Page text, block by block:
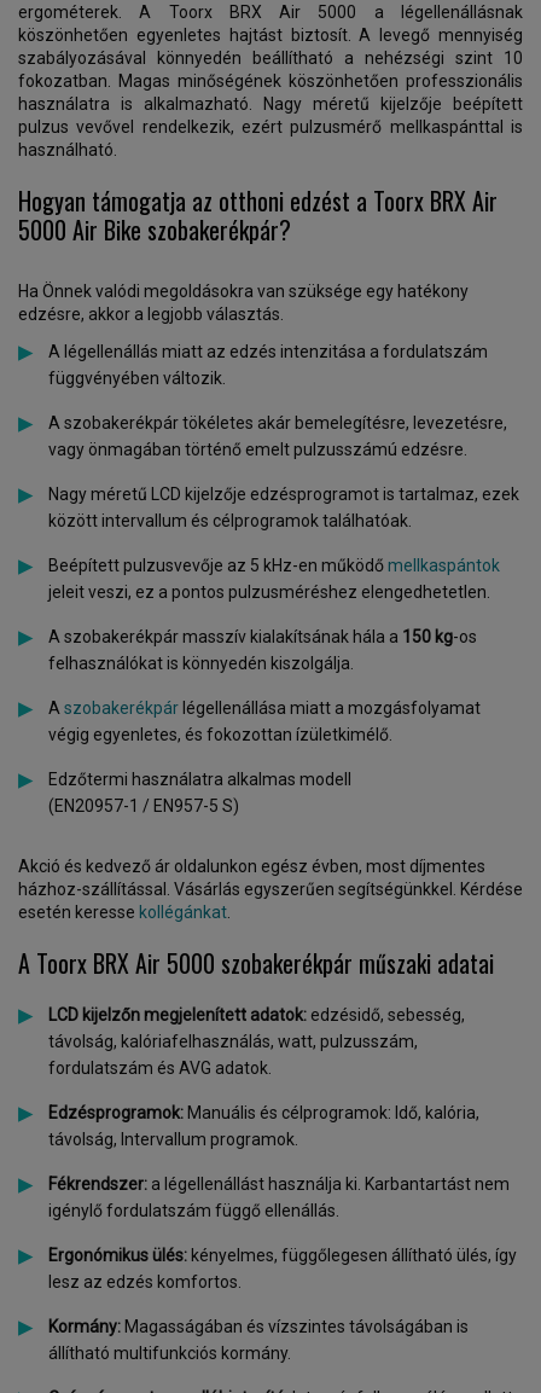
ergométerek. A Toorx BRX Air 5000 a légellenállásnak
köszönhetően egyenletes hajtást biztosít. A levegő mennyiség
szabályozásával könnyedén beállítható a nehézségi szint 10
fokozatban. Magas minőségének köszönhetően professzionális
használatra is alkalmazható. Nagy méretű kijelzője beépített
pulzus vevővel rendelkezik, ezért pulzusmérő mellkaspánttal is
használható.
Hogyan támogatja az otthoni edzést a Toorx BRX Air
5000 Air Bike szobakerékpár?
Ha Önnek valódi megoldásokra van szüksége egy hatékony
edzésre, akkor a legjobb választás.
A légellenállás miatt az edzés intenzitása a fordulatszám
függvényében változik.
A szobakerékpár tökéletes akár bemelegítésre, levezetésre,
vagy önmagában történő emelt pulzusszámú edzésre.
Nagy méretű LCD kijelzője edzésprogramot is tartalmaz, ezek
között intervallum és célprogramok találhatóak.
Beépített pulzusvevője az 5 kHz-en működőmellkaspántok
jeleit veszi, ez a pontos pulzusméréshez elengedhetetlen.
A szobakerékpár masszív kialakítsának hála a 150 kg-os
felhasználókat is könnyedén kiszolgálja.
A szobakerékpár légellenállása miatt a mozgásfolyamat
végig egyenletes, és fokozottan ízületkimélő.
Edzőtermi használatra alkalmas modell
(EN20957-1 / EN957-5 S)
Akció és kedvező ár oldalunkon egész évben, most díjmentes
házhoz-szállítással. Vásárlás egyszerűen segítségünkkel. Kérdése
esetén keresse kollégánkat
A Toorx BRX Air 5000 szobakerékpár műszaki adatai
LCD kijelzőn megjelenített adatok: edzésidő, sebesség,
távolság, kalóriafelhasználás, watt, pulzusszám,
fordulatszám és AVG adatok.
Edzésprogramok: Manuális és célprogramok: Idő, kalória,
távolság, Intervallum programok.
Fékrendszer: a légellenállást használja ki. Karbantartást nem
igénylő fordulatszám függő ellenállás.
Ergonómikus ülés: kényelmes, függőlegesen állítható ülés, így
lesz az edzés komfortos.
Kormány: Magasságában és vízszintes távolságában is
állítható multifunkciós kormány.